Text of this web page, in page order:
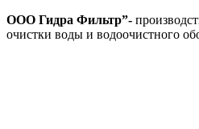
ООО Гидра Фильтр”-
очистки воды и водоочистного